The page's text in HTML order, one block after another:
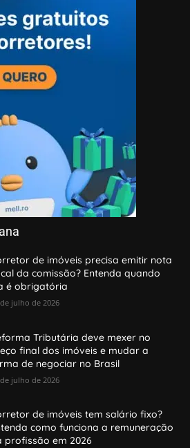
de imóveis precisa emitir nota
da comissão? Entenda quando
é obrigatória
julho de 2026
Tributária deve mexer no
final dos imóveis e mudar a
de negociar no Brasil
julho de 2026
de imóveis tem salário fixo?
como funciona a remuneração
profissão em 2026